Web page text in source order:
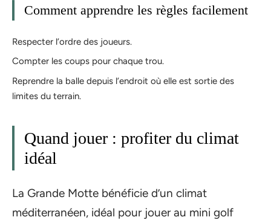
Comment apprendre les règles facilement
Respecter l’ordre des joueurs.
Compter les coups pour chaque trou.
Reprendre la balle depuis l’endroit où elle est sortie des
limites du terrain.
Quand jouer : profiter du climat
idéal
La Grande Motte bénéficie d’un climat
méditerranéen, idéal pour jouer au mini golf